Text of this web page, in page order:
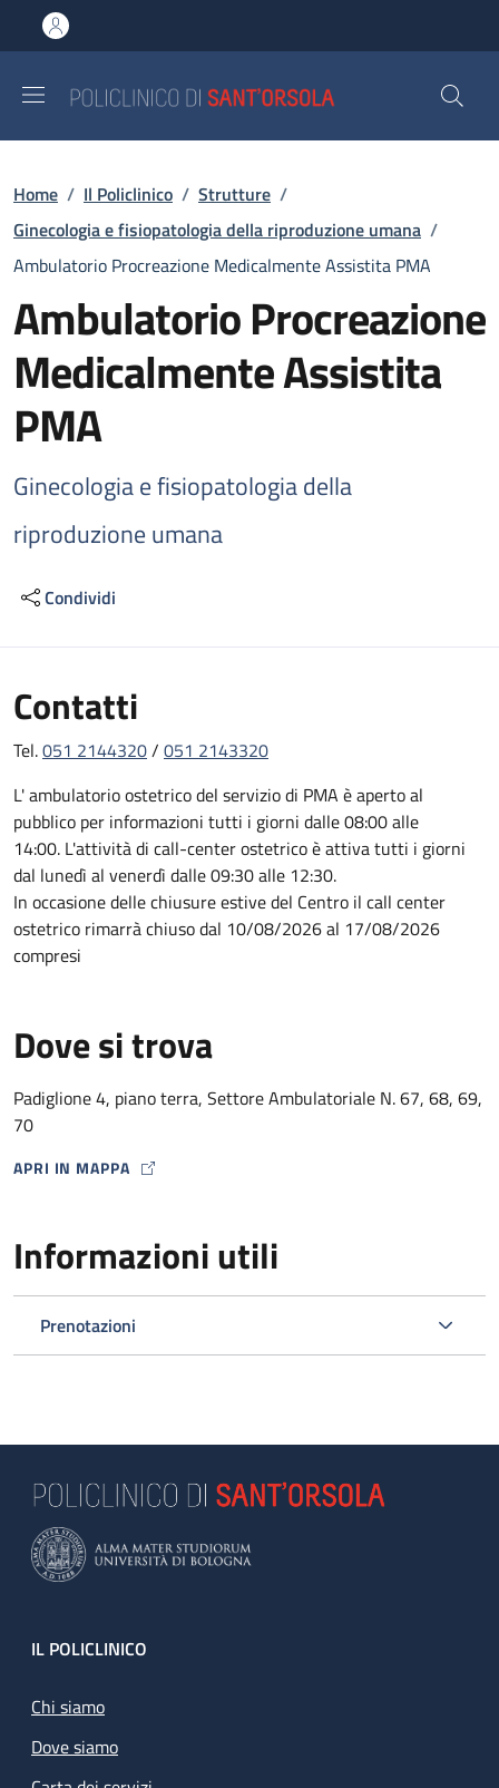
al contenuto principale
to footer content
Briciole di pane
Home / Il Policlinico / Strutture /
Ginecologia e fisiopatologia della riproduzione umana /
Ambulatorio Procreazione Medicalmente Assistita PMA
Ambulatorio Procreazione
Medicalmente Assistita
PMA
Ginecologia e fisiopatologia della
riproduzione umana
Condividi
Contatti
Tel.051 2144320/ 051 2143320
L' ambulatorio ostetrico del servizio di PMA è aperto al
pubblico per informazioni tutti i giorni dalle 08:00 alle
14:00. L'attività di call-center ostetrico è attiva tutti i giorni
dal lunedì al venerdì dalle 09:30 alle 12:30.
In occasione delle chiusure estive del Centro il call center
ostetrico rimarrà chiuso dal 10/08/2026 al 17/08/2026
compresi
Dove si trova
Padiglione 4, piano terra, Settore Ambulatoriale N. 67, 68, 69,
70
APRI IN MAPPA
MAP ICON
Informazioni utili
Prenotazioni
Footer
IL POLICLINICO
Chi siamo
Dove siamo